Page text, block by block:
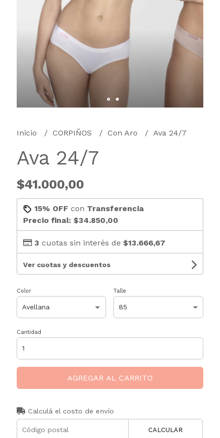
Inicio CORPIÑOS Con Aro Ava 24/7
Ava 24/7
$41.000,00
15% OFF con Transferencia
Precio final: $34.850,00
3 cuotas sin interés de $13.666,67
Ver cuotas y descuentos
Color Talle
Cantidad
AGREGAR AL CARRITO
Calculá el costo de envío
CALCULAR